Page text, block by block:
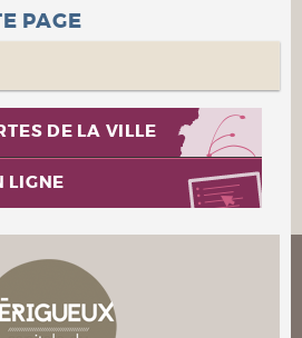
PAGE
DE LA VILLE
LIGNE